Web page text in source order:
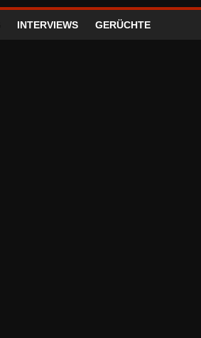
INTERVIEWS GERÜCHTE